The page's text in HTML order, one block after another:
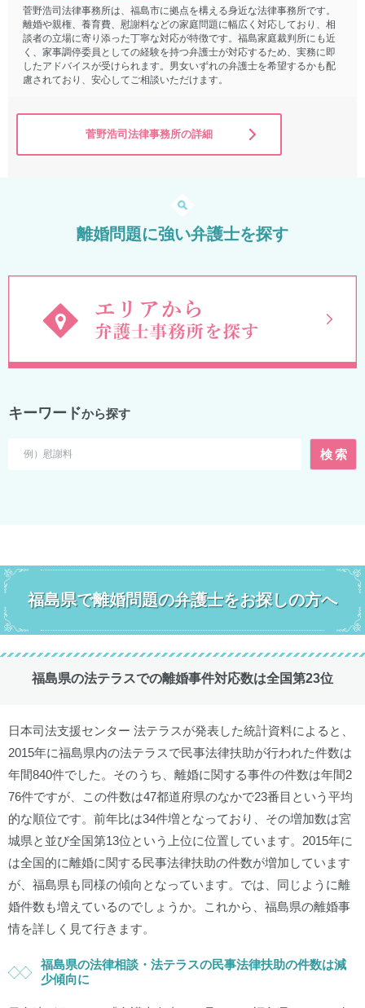
菅野浩司法律事務所は、福島市に拠点を構える身近な法律事務所です。
離婚や親権、養育費、慰謝料などの家庭問題に幅広く対応しており、相
談者の立場に寄り添った丁寧な対応が特徴です。福島家庭裁判所にも近
く、家事調停委員としての経験を持つ弁護士が対応するため、実務に即
したアドバイスが受けられます。男女いずれの弁護士を希望するかも配
慮されており、安心してご相談いただけます。
菅野浩司法律事務所の詳細
離婚問題に強い弁護士を探す
キーワードから探す
福島県で離婚問題の弁護士をお探しの方へ
福島県の法テラスでの離婚事件対応数は全国第23位
日本司法支援センター 法テラスが発表した統計資料によると、
2015年に福島県内の法テラスで民事法律扶助が行われた件数は
年間840件でした。そのうち、離婚に関する事件の件数は年間2
76件ですが、この件数は47都道府県のなかで23番目という平均
的な順位です。前年比は34件増となっており、その増加数は宮
城県と並び全国第13位という上位に位置しています。2015年に
は全国的に離婚に関する民事法律扶助の件数が増加しています
が、福島県も同様の傾向となっています。では、同じように離
婚件数も増えているのでしょうか。これから、福島県の離婚事
情を詳しく見て行きます。
福島県の法律相談・法テラスの民事法律扶助の件数は減
少傾向に